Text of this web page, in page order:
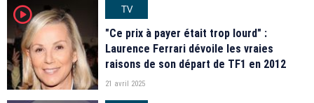
player2
TV
"Ce prix à payer était trop lourd" :
Laurence Ferrari dévoile les vraies
raisons de son départ de TF1 en 2012
21 avril 2025